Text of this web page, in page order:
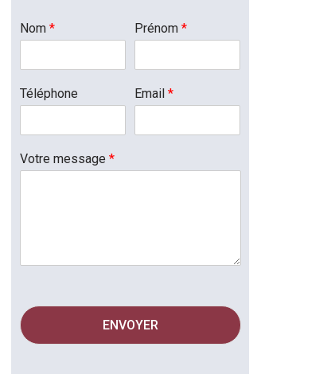
Nom * Prénom*
Téléphone Email*
Votre message *
ENVOYER